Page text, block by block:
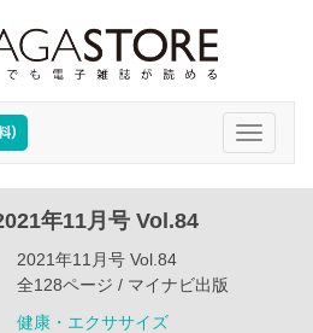
Toggle
年11月号 Vol.84
2021年11月号 Vol.84
全128ページ / マイナビ出版
健康・エクササイズ